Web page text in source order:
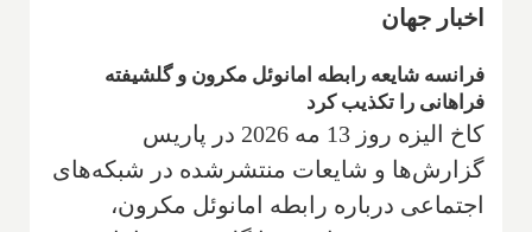
اخبار جهان
فرانسه شایعه رابطه امانوئل مکرون و گلشیفته
فراهانی را تکذیب کرد
کاخ الیزه روز 13 مه 2026 در پاریس
گزارش‌ها و شایعات منتشرشده در شبکه‌های
اجتماعی درباره رابطه امانوئل مکرون،